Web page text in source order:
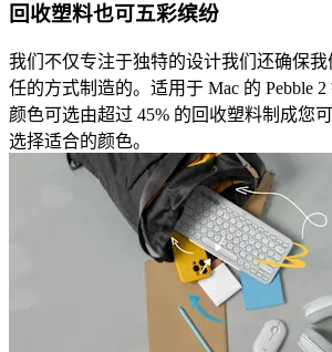
回收塑料也可五彩缤纷
我们不仅专注于独特的设计我们还确保
任的方式制造的。适用于 Mac 的 Pebble
颜色可选由超过 45% 的回收塑料制成您
选择适合的颜色。